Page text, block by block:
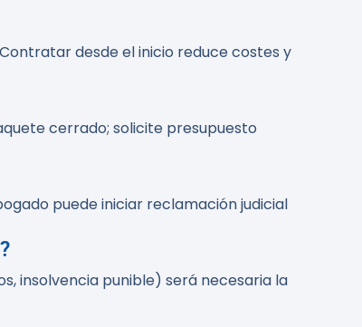
desde el inicio reduce costes y
cerrado; solicite presupuesto
puede iniciar reclamación judicial
insolvencia punible) será necesaria la